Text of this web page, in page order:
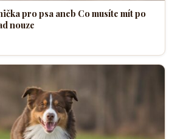
pro psa aneb Co musíte mít po
nouze